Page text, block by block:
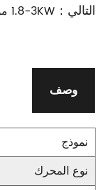
التالي： 1.8-3KW مولد طاقة بنزين صغير
وصف
نموذج
نوع المحرك